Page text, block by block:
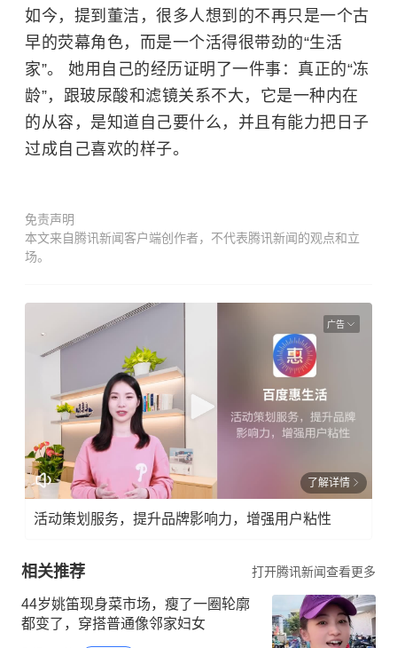
如今，提到董洁，很多人想到的不再只是一个古
早的荧幕角色，而是一个活得很带劲的“生活
家”。 她用自己的经历证明了一件事：真正的“冻
龄”，跟玻尿酸和滤镜关系不大，它是一种内在
的从容，是知道自己要什么，并且有能力把日子
过成自己喜欢的样子。
免责声明
本文来自腾讯新闻客户端创作者，不代表腾讯新闻的观点和立
场。
广告
了解详情
活动策划服务，提升品牌影响力，增强用户粘性
相关推荐 打开腾讯新闻查看更多
44岁姚笛现身菜市场，瘦了一圈轮廓
都变了，穿搭普通像邻家妇女